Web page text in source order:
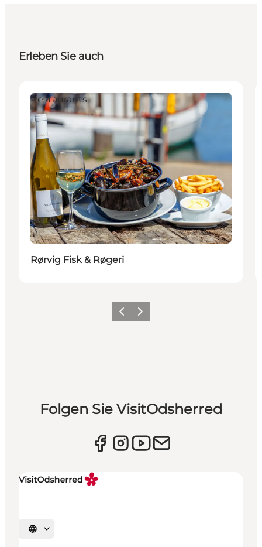
Erleben Sie auch
Restaurants
Rørvig Fisk & Røgeri
Vorherige Folie
Nächste Folie
Folgen Sie VisitOdsherred
Sprache auswählen